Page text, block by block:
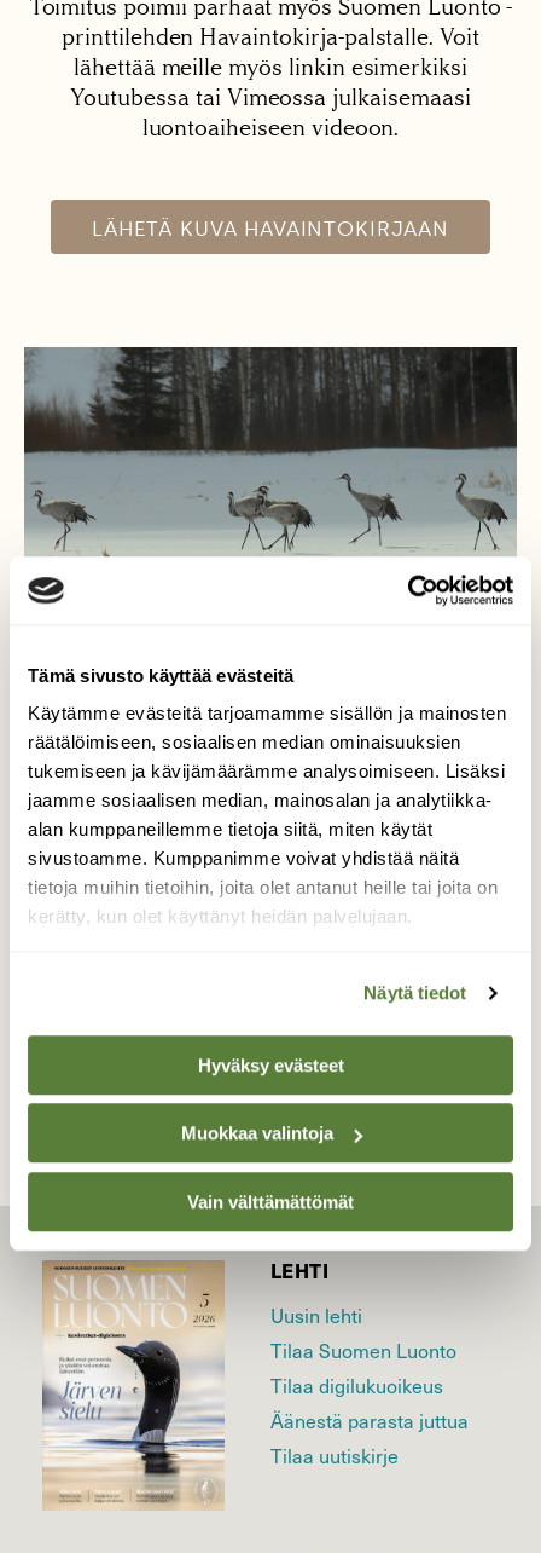
Tämä sivusto käyttää evästeitä
Käytämme evästeitä tarjoamamme sisällön ja mainosten
räätälöimiseen, sosiaalisen median ominaisuuksien
tukemiseen ja kävijämäärämme analysoimiseen. Lisäksi
jaamme sosiaalisen median, mainosalan ja analytiikka-
alan kumppaneillemme tietoja siitä, miten käytät
sivustoamme. Kumppanimme voivat yhdistää näitä
tietoja muihin tietoihin, joita olet antanut heille tai joita on
kerätty, kun olet käyttänyt heidän palvelujaan.
Näytä tiedot
Hyväksy evästeet
Muokkaa valintoja
Vain välttämättömät
Toimitus poimii parhaat myös Suomen Luonto -
printtilehden Havaintokirja-palstalle. Voit
lähettää meille myös linkin esimerkiksi
Youtubessa tai Vimeossa julkaisemaasi
luontoaiheiseen videoon.
LÄHETÄ KUVA HAVAINTOKIRJAAN
Kurjet päiväkävelyllä
Joukko kurkia tepasteli talvimaisemissa
Virroilla,välillä tuli lunta niskaan ja välillä oli
vähän parempaa säätä!
LEHTI
Uusin lehti
Tilaa Suomen Luonto
Tilaa digilukuoikeus
Äänestä parasta juttua
Tilaa uutiskirje